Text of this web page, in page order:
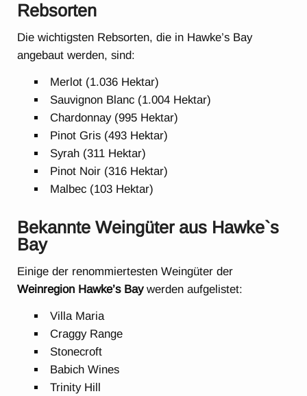
Rebsorten
Die wichtigsten Rebsorten, die in Hawke’s Bay
angebaut werden, sind:
Merlot (1.036 Hektar)
Sauvignon Blanc (1.004 Hektar)
Chardonnay (995 Hektar)
Pinot Gris (493 Hektar)
Syrah (311 Hektar)
Pinot Noir (316 Hektar)
Malbec (103 Hektar)
Bekannte Weingüter aus Hawke`s
Bay
Einige der renommiertesten Weingüter der
Weinregion Hawke’s Baywerden aufgelistet:
Villa Maria
Craggy Range
Stonecroft
Babich Wines
Trinity Hill